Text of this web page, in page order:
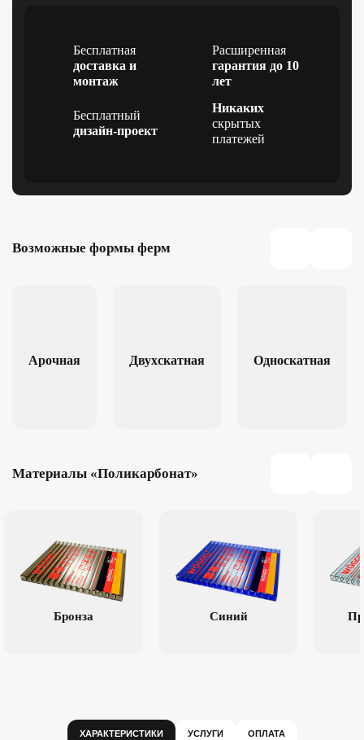
Бесплатная
доставка и
монтаж
Расширенная
гарантия до 10
лет
Бесплатный
дизайн-проект
Никаких
скрытых
платежей
Возможные формы ферм
Арочная Двухскатная Односкатная
Материалы «Поликарбонат»
Бронза Синий
ХАРАКТЕРИСТИКИ УСЛУГИ ОПЛАТА